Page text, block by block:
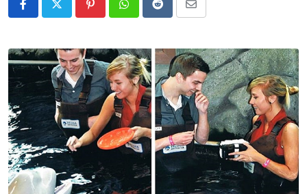
PinterestWhatsappRedditShare
Email